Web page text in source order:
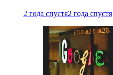
2 года спустя2 года спустя